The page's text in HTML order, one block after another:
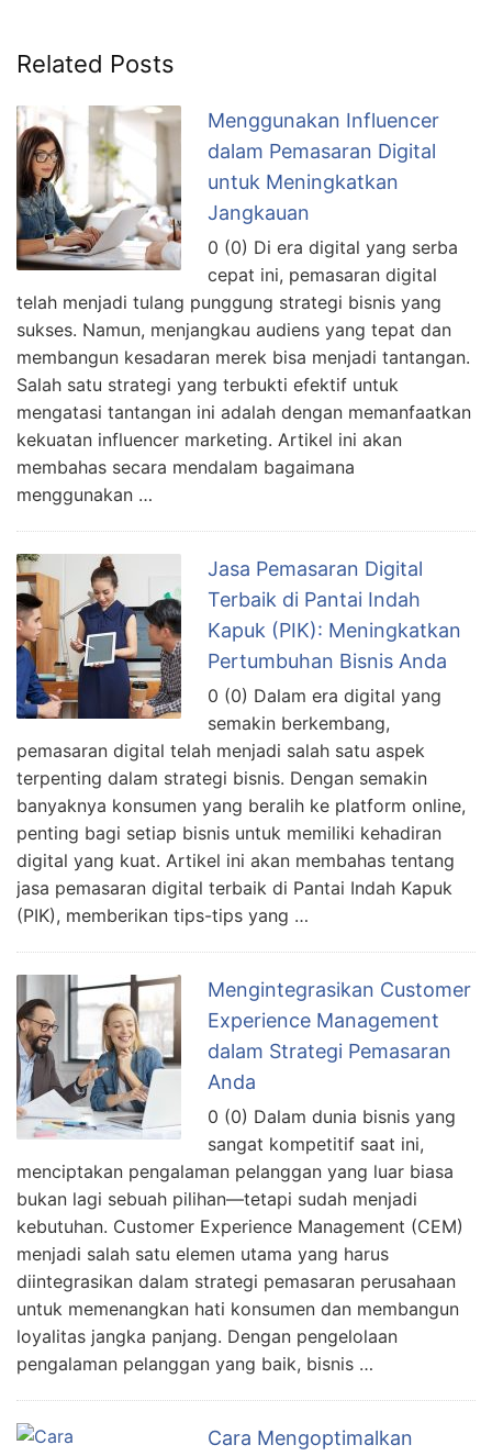
Related Posts
Menggunakan Influencer
dalam Pemasaran Digital
untuk Meningkatkan
Jangkauan
0 (0) Di era digital yang serba
cepat ini, pemasaran digital
telah menjadi tulang punggung strategi bisnis yang
sukses. Namun, menjangkau audiens yang tepat dan
membangun kesadaran merek bisa menjadi tantangan.
Salah satu strategi yang terbukti efektif untuk
mengatasi tantangan ini adalah dengan memanfaatkan
kekuatan influencer marketing. Artikel ini akan
membahas secara mendalam bagaimana
menggunakan …
Jasa Pemasaran Digital
Terbaik di Pantai Indah
Kapuk (PIK): Meningkatkan
Pertumbuhan Bisnis Anda
0 (0) Dalam era digital yang
semakin berkembang,
pemasaran digital telah menjadi salah satu aspek
terpenting dalam strategi bisnis. Dengan semakin
banyaknya konsumen yang beralih ke platform online,
penting bagi setiap bisnis untuk memiliki kehadiran
digital yang kuat. Artikel ini akan membahas tentang
jasa pemasaran digital terbaik di Pantai Indah Kapuk
(PIK), memberikan tips-tips yang …
Mengintegrasikan Customer
Experience Management
dalam Strategi Pemasaran
Anda
0 (0) Dalam dunia bisnis yang
sangat kompetitif saat ini,
menciptakan pengalaman pelanggan yang luar biasa
bukan lagi sebuah pilihan—tetapi sudah menjadi
kebutuhan. Customer Experience Management (CEM)
menjadi salah satu elemen utama yang harus
diintegrasikan dalam strategi pemasaran perusahaan
untuk memenangkan hati konsumen dan membangun
loyalitas jangka panjang. Dengan pengelolaan
pengalaman pelanggan yang baik, bisnis …
Cara Mengoptimalkan